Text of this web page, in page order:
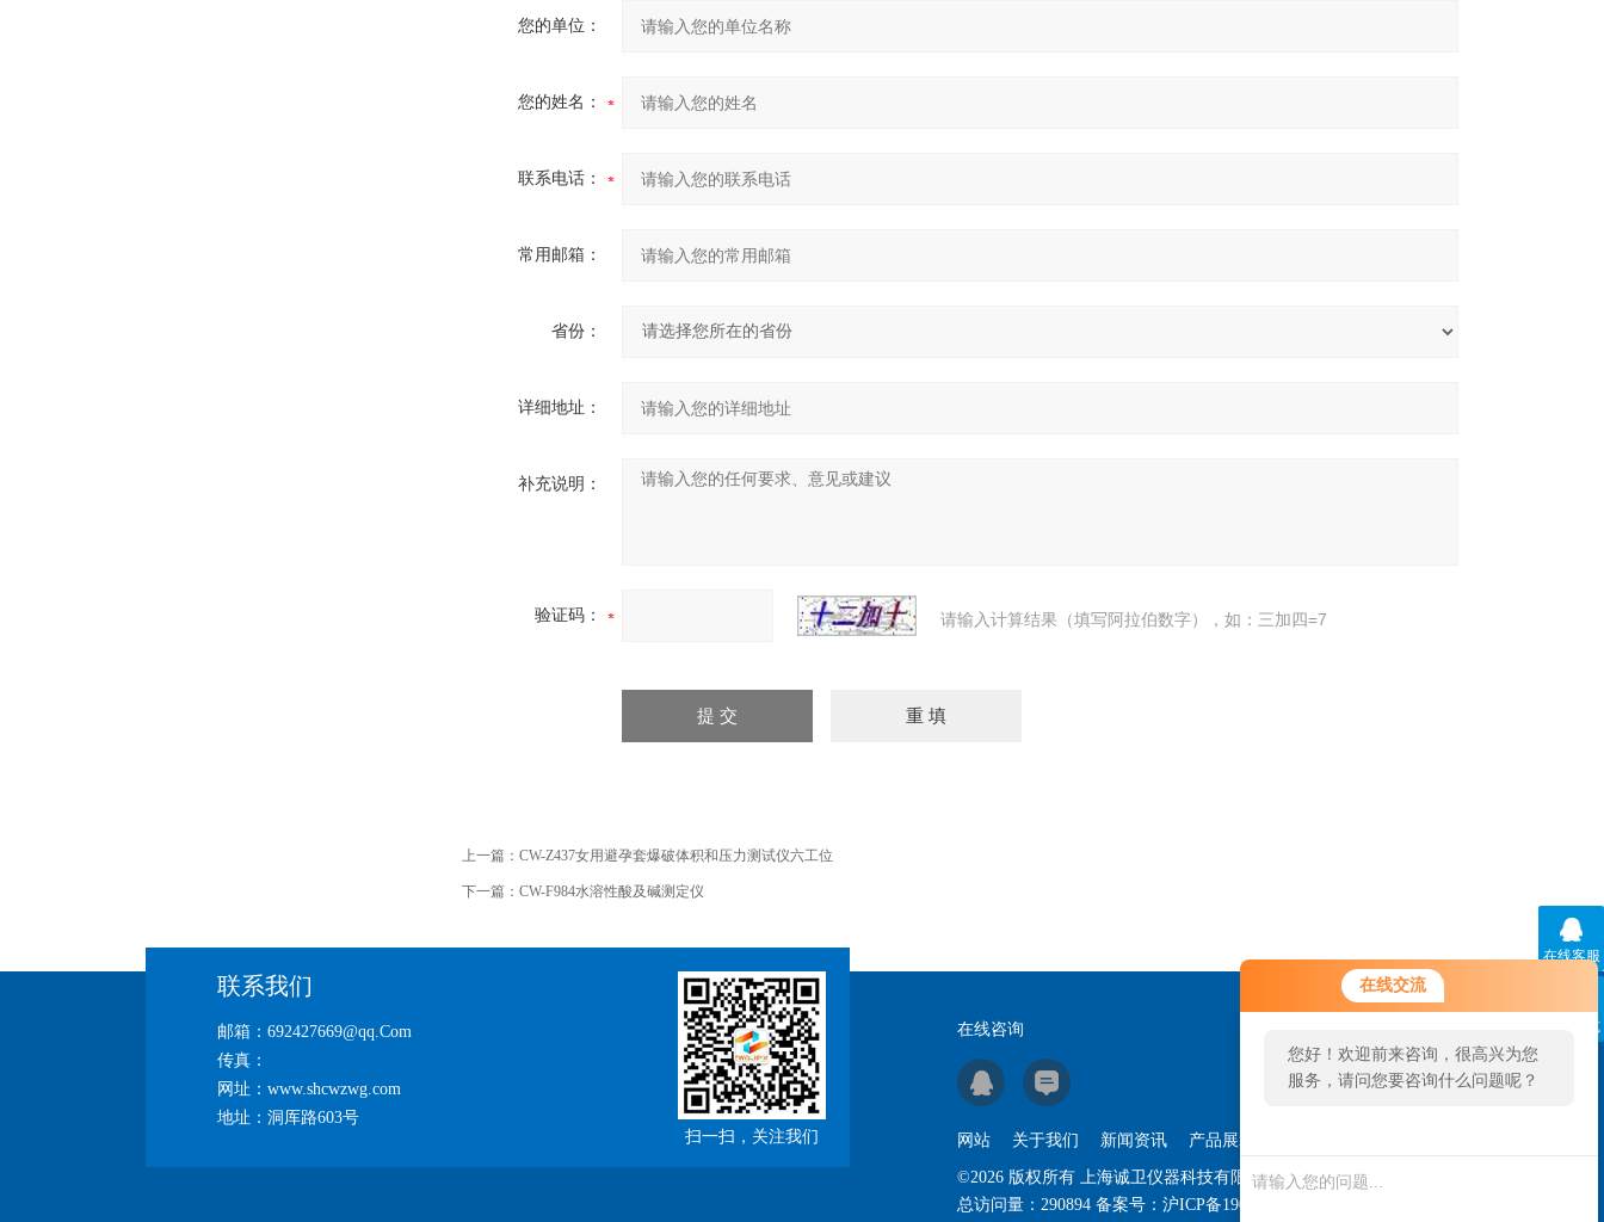
在线交流
您好！欢迎前来咨询，很高兴为您
服务，请问您要咨询什么问题呢？
您的单位：
您的姓名：
联系电话：
常用邮箱：
省份：
详细地址：
补充说明：
验证码： 请输入计算结果（填写阿拉伯数字），如：三加四=7
上一篇： CW-Z437女用避孕套爆破体积和压力测试仪六工位
下一篇： CW-F984水溶性酸及碱测定仪‌
联系我们
邮箱：692427669@qq.Com
传真：
网址：www.shcwzwg.com
地址：洞厍路603号
扫一扫，关注我们
在线咨询
网站 关于我们 新闻资讯 产品展示
©2026 版权所有 上海诚卫仪器科技有限公司 站点地图
总访问量： 290894 备案号：沪ICP备19047090号-7
在线客服
联系方式